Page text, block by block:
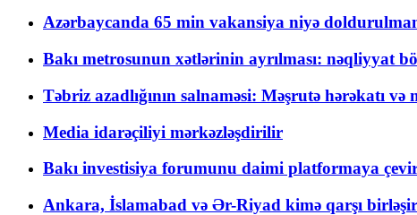
Azərbaycanda 65 min vakansiya niyə
Bakı metrosunun xətlərinin ayrılması: nəqliyyat
Təbriz azadlığının salnaməsi: Məşrutə hərəkatı və
Media idarəçiliyi mərkəzləşdirilir
Bakı investisiya forumunu daimi platformaya
Ankara, İslamabad və Ər-Riyad kimə qarşı